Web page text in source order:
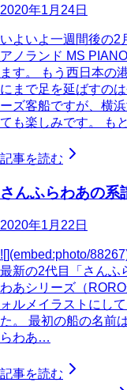
2020年1月24日
いよいよ一週間後の2
アノランド MS
ます。 もう西日本の
にまで足を延ばすの
ーズ客船ですが、横
ても楽しみです。 も
記事を読む
さんふらわあの系
2020年1月22日
![](embed:photo/
最新の2代目「さんふ
わあシリーズ（
ォルメイラストにし
た。 最初の船の名前
らわあ…
記事を読む